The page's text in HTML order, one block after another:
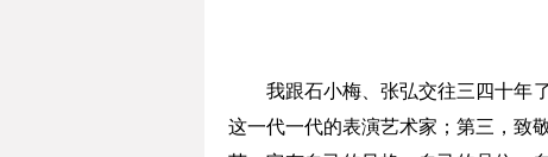
我跟石小梅、张弘交往三四十年了
这一代一代的表演艺术家；第三，致